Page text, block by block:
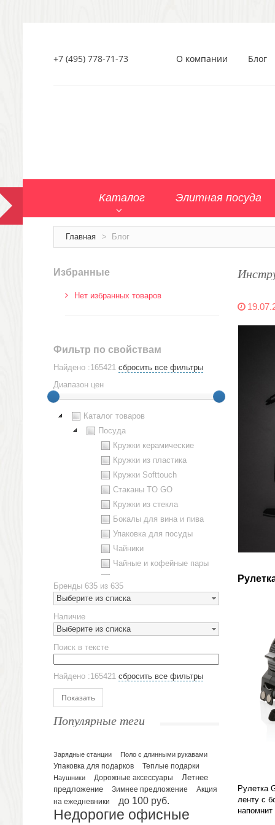
+7 (495) 778-71-73 О компании Блог
Каталог Элитная посуда
Главная > Блог
Рулетка
ленту с
Избранные
Нет избранных товаров
Фильтр по свойствам
Найдено :165421 сбросить все фильтры
Диапазон цен
Каталог товаров
Посуда
Кружки керамические
Кружки из пластика
Кружки Softtouch
Стаканы TO GO
Кружки из стекла
Бокалы для вина и пива
Упаковка для посуды
Чайники
Чайные и кофейные пары
Наборы посуды
Предметы сервировки
Стаканы
Эко кружки
ЕВРОПОСУДА
Аксессуары
Ежедневники и блокноты
Датированные ежедневники
Планинги и телефонные книжки
Планинги датированные
Планинги недатированные
Телефонные книжки
Еженедельники
Бренды 635 из 635
Выберите из списка
Наличие
Выберите из списка
Поиск в тексте
Найдено :165421 сбросить все фильтры
Показать
Популярные теги
Зарядные станции Поло с длинными рукавами
Упаковка для подарков
Теплые подарки
Наушники
Дорожные аксессуары
Летнее
предложение
Зимнее предложение
Акция
на ежедневники
до 100 руб.
Недорогие офисные